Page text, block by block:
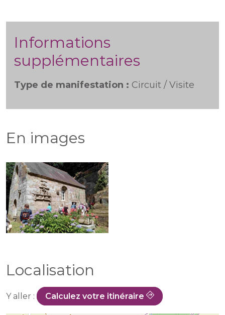
Informations
supplémentaires
Type de manifestation : Circuit / Visite
En images
Localisation
Y aller : Calculez votre itinéraire